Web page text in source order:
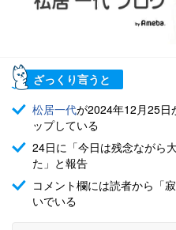
ざっくり言うと
松居一代が2024年12月25日
ップしている
24日に「今日は残念ながら
た」と報告
コメント欄には読者から「
いでいる